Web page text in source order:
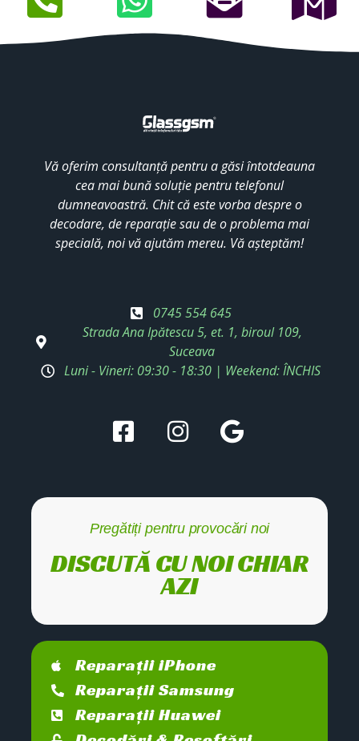
Vă oferim consultanță pentru a găsi întotdeauna
cea mai bună soluție pentru telefonul
dumneavoastră. Chit că este vorba despre o
decodare, de reparație sau de o problema mai
specială, noi vă ajutăm mereu. Vă așteptăm!
0745 554 645
Strada Ana Ipătescu 5, et. 1, biroul 109,
Suceava
Luni - Vineri: 09:30 - 18:30 | Weekend: ÎNCHIS
Pregătiți pentru provocări noi
DISCUTĂ CU NOI CHIAR
AZI
Reparații iPhone
Reparații Samsung
Reparații Huawei